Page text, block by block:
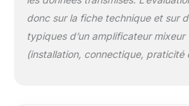
ou 8
et
donc sur la fiche technique et sur
typiques d’un amplificateur
(installation, connectique, praticité